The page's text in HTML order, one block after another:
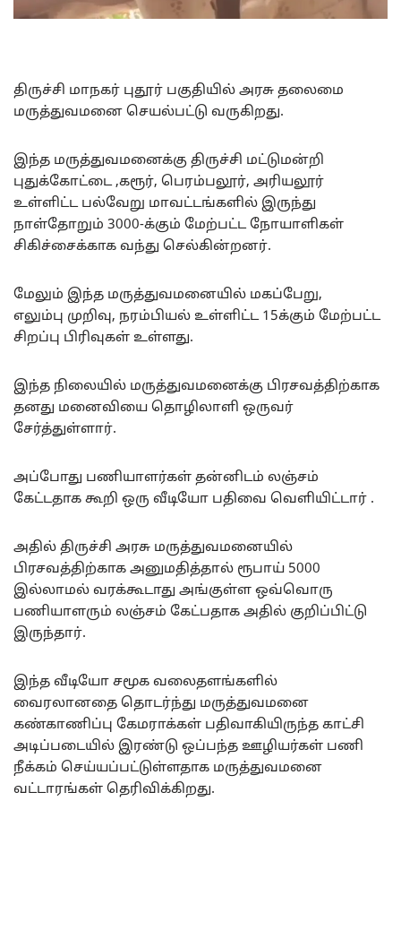
திருச்சி மாநகர் புதூர் பகுதியில் அரசு தலைமை
மருத்துவமனை செயல்பட்டு வருகிறது.
இந்த மருத்துவமனைக்கு திருச்சி மட்டுமன்றி
புதுக்கோட்டை ,கரூர், பெரம்பலூர், அரியலூர்
உள்ளிட்ட பல்வேறு மாவட்டங்களில் இருந்து
நாள்தோறும் 3000-க்கும் மேற்பட்ட நோயாளிகள்
சிகிச்சைக்காக வந்து செல்கின்றனர்.
மேலும் இந்த மருத்துவமனையில் மகப்பேறு,
எலும்பு முறிவு, நரம்பியல் உள்ளிட்ட 15க்கும் மேற்பட்ட
சிறப்பு பிரிவுகள் உள்ளது.
இந்த நிலையில் மருத்துவமனைக்கு பிரசவத்திற்காக
தனது மனைவியை தொழிலாளி ஒருவர்
சேர்த்துள்ளார்.
அப்போது பணியாளர்கள் தன்னிடம் லஞ்சம்
கேட்டதாக கூறி ஒரு வீடியோ பதிவை வெளியிட்டார் .
அதில் திருச்சி அரசு மருத்துவமனையில்
பிரசவத்திற்காக அனுமதித்தால் ரூபாய் 5000
இல்லாமல் வரக்கூடாது அங்குள்ள ஒவ்வொரு
பணியாளரும் லஞ்சம் கேட்பதாக அதில் குறிப்பிட்டு
இருந்தார்.
இந்த வீடியோ சமூக வலைதளங்களில்
வைரலானதை தொடர்ந்து மருத்துவமனை
கண்காணிப்பு கேமராக்கள் பதிவாகியிருந்த காட்சி
அடிப்படையில் இரண்டு ஒப்பந்த ஊழியர்கள் பணி
நீக்கம் செய்யப்பட்டுள்ளதாக மருத்துவமனை
வட்டாரங்கள் தெரிவிக்கிறது.